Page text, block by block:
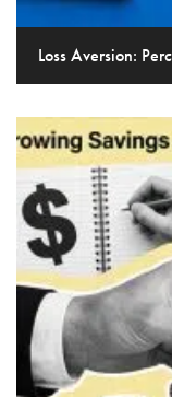
Loss Aversion: